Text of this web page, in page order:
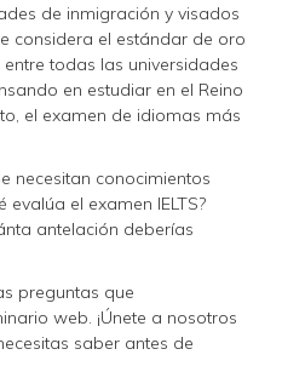
de inmigración y visados
considera el estándar de oro
todas las universidades
en estudiar en el Reino
el examen de idiomas más
necesitan conocimientos
evalúa el examen IELTS?
antelación deberías
preguntas que
web. ¡Únete a nosotros
saber antes de